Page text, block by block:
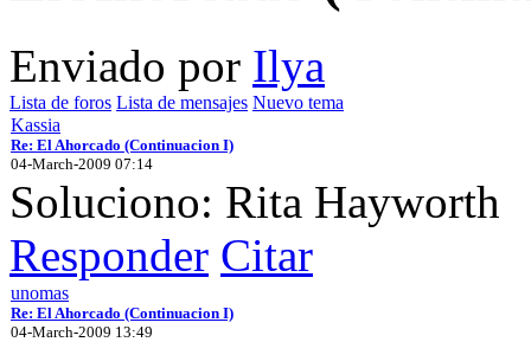
Enviado por Ilya
Lista de foros Lista de mensajes Nuevo tema
Kassia
Re: El Ahorcado (Continuacion I)
04-March-2009 07:14
Soluciono: Rita Hayworth
Responder Citar
unomas
Re: El Ahorcado (Continuacion I)
04-March-2009 13:49